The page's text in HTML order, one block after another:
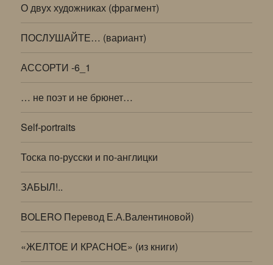
О двух художниках (фрагмент)
ПОСЛУШАЙТЕ… (вариант)
АССОРТИ -6_1
… не поэт и не брюнет…
Self-portraits
Тоска по-русски и по-англицки
ЗАБЫЛ!..
BOLERO Перевод Е.А.Валентиновой)
«ЖЕЛТОЕ И КРАСНОЕ» (из книги)